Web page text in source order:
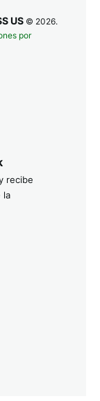
US © 2026.
por
recibe
la